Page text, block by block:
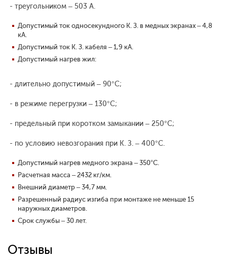
- треугольником – 503 А.
Допустимый ток односекундного К. З. в медных экранах – 4,8
кА.
Допустимый ток К. З. кабеля – 1,9 кА.
Допустимый нагрев жил:
- длительно допустимый – 90°С;
- в режиме перегрузки – 130°С;
- предельный при коротком замыкании – 250°С;
- по условию невозгорания при К. З. – 400°С.
Допустимый нагрев медного экрана – 350°С.
Расчетная масса – 2432 кг/км.
Внешний диаметр – 34,7 мм.
Разрешенный радиус изгиба при монтаже не меньше 15
наружных диаметров.
Срок службы – 30 лет.
Отзывы